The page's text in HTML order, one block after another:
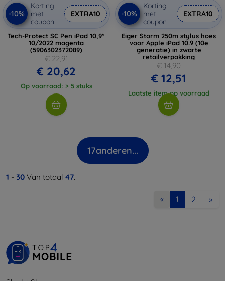
-10%
Korting
met
coupon
EXTRA10
Tech-Protect SC Pen iPad 10,9"
10/2022 magenta
(5906302372089)
€ 22,91
€ 20,62
Op voorraad: > 5 stuks
-10%
Korting
met
coupon
EXTRA10
Eiger Storm 250m stylus hoes
voor Apple iPad 10.9 (10e
generatie) in zwarte
retailverpakking
€ 14,90
€ 12,51
Laatste item op voorraad
17anderen...
1 - 30 Van totaal 47.
« 1 2 »